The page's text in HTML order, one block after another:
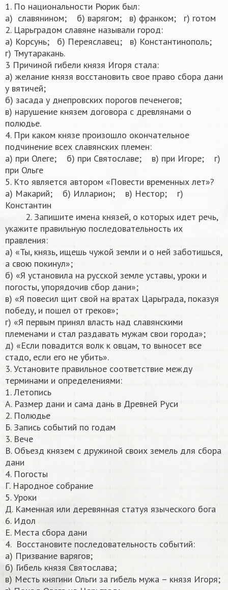
1. По национальности Рюрик был:
а) славянином; б) варягом; в) франком; г) готом
2. Царьградом славяне называли город:
а) Корсунь; б) Переяславец; в) Константинополь;
г) Тмутаракань.
3 Причиной гибели князя Игоря стала:
а) желание князя восстановить свое право сбора дани
у вятичей;
б) засада у днепровских порогов печенегов;
в) нарушение князем договора с древлянами о
полюдье.
4. При каком князе произошло окончательное
подчинение всех славянских племен:
а) при Олеге; б) при Святославе; в) при Игоре; г)
при Ольге
5. Кто является автором «Повести временных лет»?
а) Макарий; б) Илларион; в) Нестор; г)
Константин
2. Запишите имена князей, о которых идет речь,
укажите правильную последовательность их
правления:
а) «Ты, князь, ищешь чужой земли и о ней заботишься,
а свою покинул»;
б) «Я установила на русской земле уставы, уроки и
погосты, упорядочив сбор дани»;
в) «Я повесил щит свой на вратах Царьграда, показуя
победу, и пошел от греков»;
г) «Я первым принял власть над славянскими
племенами и стал раздавать мужам свои города»;
д) «Если повадится волк к овцам, то выносет все
стадо, если его не убить».
3. Установите правильное соответствие между
терминами и определениями:
1. Летопись
А. Размер дани и сама дань в Древней Руси
2. Полюдье
Б. Запись событий по годам
3. Вече
В. Объезд князем с дружиной своих земель для сбора
дани
4. Погосты
Г. Народное собрание
5. Уроки
Д. Каменная или деревянная статуя языческого бога
6. Идол
Е. Места сбора дани
4. Восстановите последовательность событий:
а) Призвание варягов;
б) Гибель князя Святослава;
в) Месть княгини Ольги за гибель мужа – князя Игоря;